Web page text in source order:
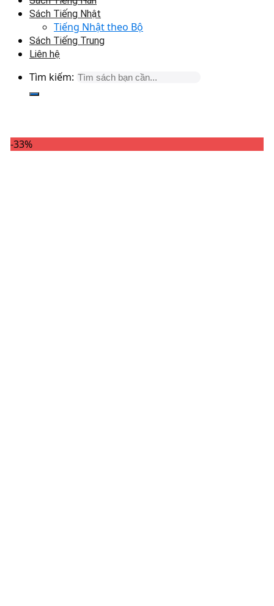
Sách Tiếng Nhật
Tiếng Nhật theo Bộ
Sách Tiếng Trung
Liên hệ
Tìm kiếm:
-33%